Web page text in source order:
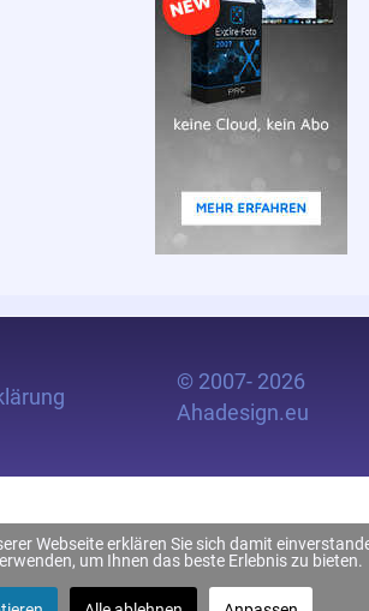
© 2007- 2026
Ahadesign.eu
Webseite erklären Sie sich damit
um Ihnen das beste Erlebnis zu bieten.